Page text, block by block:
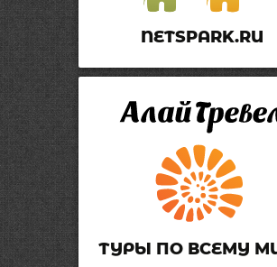
NETSPARK.RU
ТУРЫ ПО ВСЕМУ